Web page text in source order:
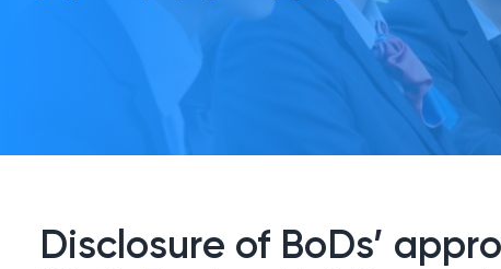
Disclosure of BoDs’